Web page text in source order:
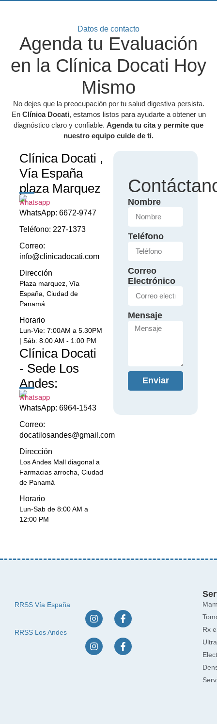
Datos de contacto
Agenda tu Evaluación
en la Clínica Docati Hoy
Mismo
No dejes que la preocupación por tu salud digestiva persista.
En Clínica Docati, estamos listos para ayudarte a obtener un
diagnóstico claro y confiable. Agenda tu cita y permite que
nuestro equipo cuide de ti.
Clínica Docati ,
Vía España
plaza Marquez
WhatsApp: 6672-9747
Teléfono: 227-1373
Correo:
info@clinicadocati.com
Dirección
Plaza marquez, Vía
España, Ciudad de
Panamá
Horario
Lun-Vie: 7:00AM a 5.30PM
| Sáb: 8:00 AM - 1:00 PM
Clínica Docati
- Sede Los
Andes:
WhatsApp: 6964-1543
Correo:
docatilosandes@gmail.com
Dirección
Los Andes Mall diagonal a
Farmacias arrocha, Ciudad
de Panamá
Horario
Lun-Sab de 8:00 AM a
12:00 PM
Nombre
Teléfono
Correo
Electrónico
Mensaje
Enviar
RRSS Vía España
RRSS Los Andes
Rx